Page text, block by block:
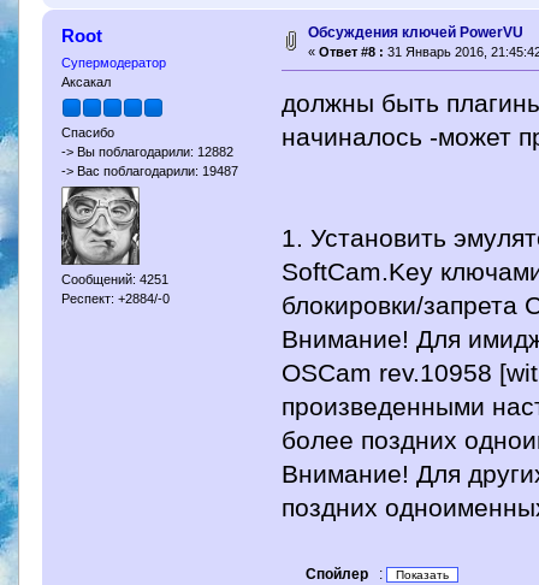
Root
Супермодератор
Аксакал
Спасибо
-> Вы поблагодарили: 12882
-> Вас поблагодарили: 19487
Сообщений: 4251
Респект: +2884/-0
Обсуждения ключей PowerVU
« Ответ #8 : 31 Январь 2016,
должны быть
начиналось -может
1. Установить
SoftCam.Key
блокировки/запрета
Внимание! Для
OSCam rev.10958
произведенными
более поздних
Внимание! Для
поздних
Спойлер :